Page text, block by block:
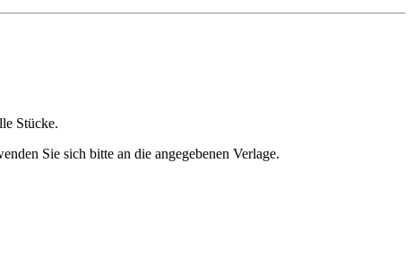
Stücke.
Sie sich bitte an die angegebenen Verlage.